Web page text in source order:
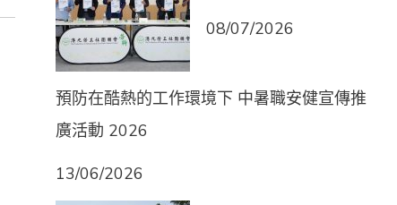
08/07/2026
預防在酷熱的工作環境下 中暑職安健宣傳推
廣活動 2026
13/06/2026